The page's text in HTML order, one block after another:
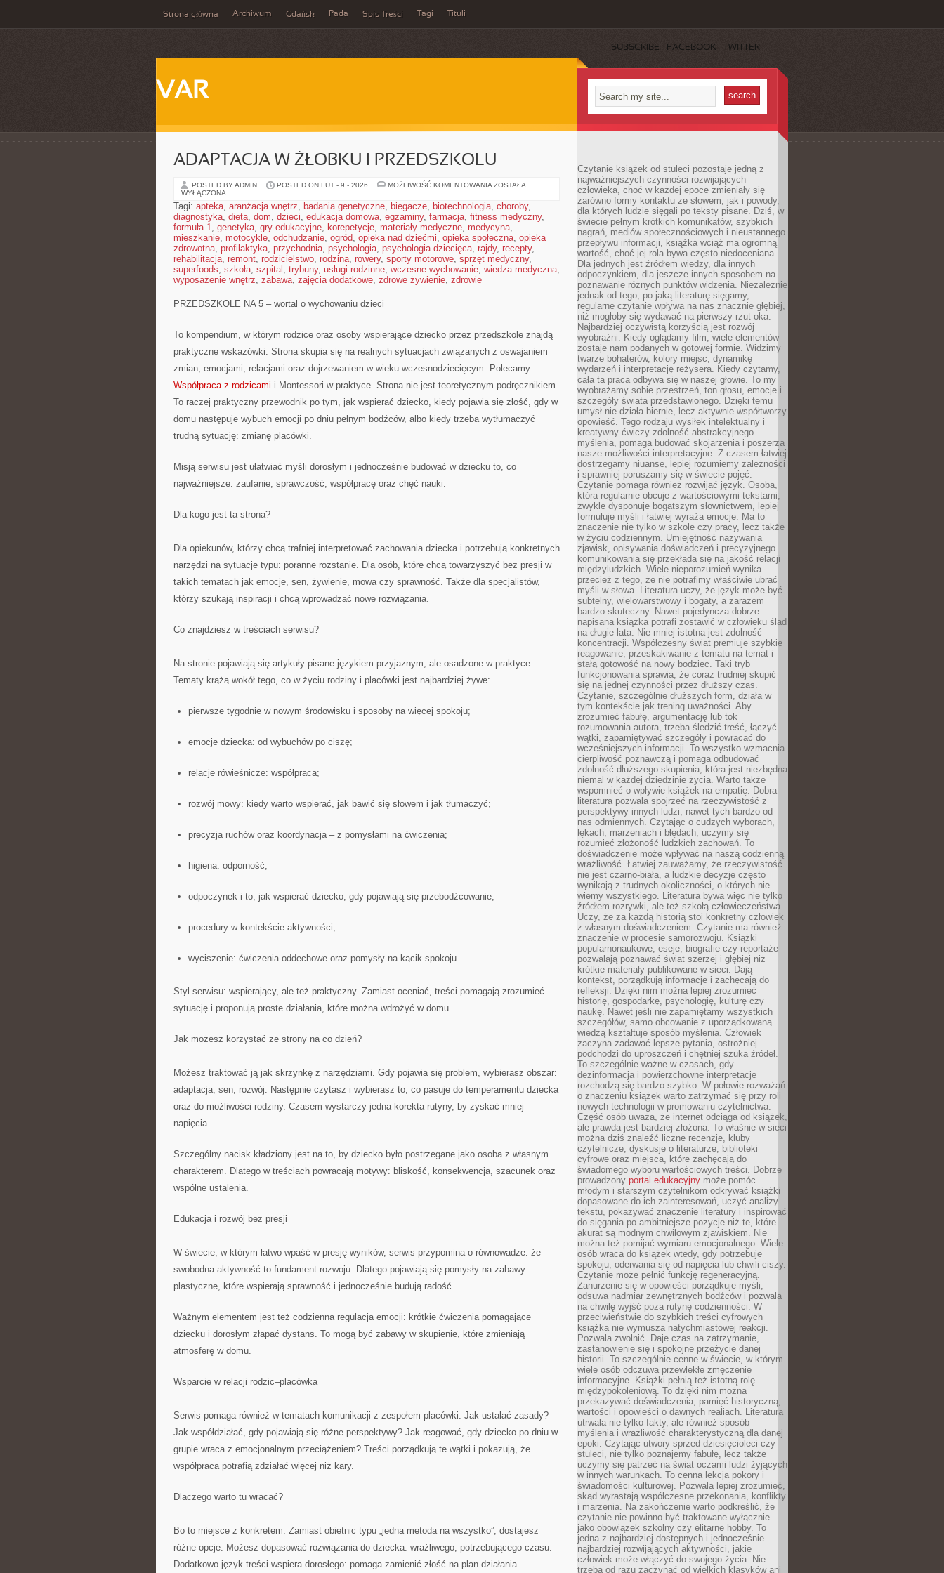
Strona główna Archiwum Gdańsk Pada Spis Treści Tagi Tituli
SUBSCRIBE FACEBOOK TWITTER
VAR
ADAPTACJA W ŻŁOBKU I PRZEDSZKOLU
POSTED BY ADMIN POSTED ON LUT - 9 - 2026 MOŻLIWOŚĆ KOMENTOWANIA ADAPTACJA
PRZEDSZKOLU
ZOSTAŁA
WYŁĄCZONA
Tagi: apteka, aranżacja wnętrz, badania genetyczne, biegacze, biotechnologia, choroby,
diagnostyka, dieta, dom, dzieci, edukacja domowa, egzaminy, farmacja, fitness medyczny,
formuła 1, genetyka, gry edukacyjne, korepetycje, materiały medyczne, medycyna,
mieszkanie, motocykle, odchudzanie, ogród, opieka nad dziećmi, opieka społeczna, opieka
zdrowotna, profilaktyka, przychodnia, psychologia, psychologia dziecięca, rajdy, recepty,
rehabilitacja, remont, rodzicielstwo, rodzina, rowery, sporty motorowe, sprzęt medyczny,
superfoods, szkoła, szpital , trybuny, usługi rodzinne, wczesne wychowanie, wiedza medyczna,
wyposażenie wnętrz, zabawa, zajęcia dodatkowe, zdrowe żywienie, zdrowie
PRZEDSZKOLE NA 5 – wortal o wychowaniu dzieci
To kompendium, w którym rodzice oraz osoby wspierające dziecko przez przedszkole znajdą
praktyczne wskazówki. Strona skupia się na realnych sytuacjach związanych z oswajaniem
zmian, emocjami, relacjami oraz dojrzewaniem w wieku wczesnodziecięcym. Polecamy
Współpraca z rodzicami i Montessori w praktyce. Strona nie jest teoretycznym podręcznikiem.
To raczej praktyczny przewodnik po tym, jak wspierać dziecko, kiedy pojawia się złość, gdy w
domu następuje wybuch emocji po dniu pełnym bodźców, albo kiedy trzeba wytłumaczyć
trudną sytuację: zmianę placówki.
Misją serwisu jest ułatwiać myśli dorosłym i jednocześnie budować w dziecku to, co
najważniejsze: zaufanie, sprawczość, współpracę oraz chęć nauki.
Dla kogo jest ta strona?
Dla opiekunów, którzy chcą trafniej interpretować zachowania dziecka i potrzebują konkretnych
narzędzi na sytuacje typu: poranne rozstanie. Dla osób, które chcą towarzyszyć bez presji w
takich tematach jak emocje, sen, żywienie, mowa czy sprawność. Także dla specjalistów,
którzy szukają inspiracji i chcą wprowadzać nowe rozwiązania.
Co znajdziesz w treściach serwisu?
Na stronie pojawiają się artykuły pisane językiem przyjaznym, ale osadzone w praktyce.
Tematy krążą wokół tego, co w życiu rodziny i placówki jest najbardziej żywe:
pierwsze tygodnie w nowym środowisku i sposoby na więcej spokoju;
emocje dziecka: od wybuchów po ciszę;
relacje rówieśnicze: współpraca;
rozwój mowy: kiedy warto wspierać, jak bawić się słowem i jak tłumaczyć;
precyzja ruchów oraz koordynacja – z pomysłami na ćwiczenia;
higiena: odporność;
odpoczynek i to, jak wspierać dziecko, gdy pojawiają się przebodźcowanie;
procedury w kontekście aktywności;
wyciszenie: ćwiczenia oddechowe oraz pomysły na kącik spokoju.
Styl serwisu: wspierający, ale też praktyczny. Zamiast oceniać, treści pomagają zrozumieć
sytuację i proponują proste działania, które można wdrożyć w domu.
Jak możesz korzystać ze strony na co dzień?
Możesz traktować ją jak skrzynkę z narzędziami. Gdy pojawia się problem, wybierasz obszar:
adaptacja, sen, rozwój. Następnie czytasz i wybierasz to, co pasuje do temperamentu dziecka
oraz do możliwości rodziny. Czasem wystarczy jedna korekta rutyny, by zyskać mniej
napięcia.
Szczególny nacisk kładziony jest na to, by dziecko było postrzegane jako osoba z własnym
charakterem. Dlatego w treściach powracają motywy: bliskość, konsekwencja, szacunek oraz
wspólne ustalenia.
Edukacja i rozwój bez presji
W świecie, w którym łatwo wpaść w presję wyników, serwis przypomina o równowadze: że
swobodna aktywność to fundament rozwoju. Dlatego pojawiają się pomysły na zabawy
plastyczne, które wspierają sprawność i jednocześnie budują radość.
Ważnym elementem jest też codzienna regulacja emocji: krótkie ćwiczenia pomagające
dziecku i dorosłym złapać dystans. To mogą być zabawy w skupienie, które zmieniają
atmosferę w domu.
Wsparcie w relacji rodzic–placówka
Serwis pomaga również w tematach komunikacji z zespołem placówki. Jak ustalać zasady?
Jak współdziałać, gdy pojawiają się różne perspektywy? Jak reagować, gdy dziecko po dniu w
grupie wraca z emocjonalnym przeciążeniem? Treści porządkują te wątki i pokazują, że
współpraca potrafią zdziałać więcej niż kary.
Dlaczego warto tu wracać?
Bo to miejsce z konkretem. Zamiast obietnic typu „jedna metoda na wszystko”, dostajesz
różne opcje. Możesz dopasować rozwiązania do dziecka: wrażliwego, potrzebującego czasu.
Dodatkowo język treści wspiera dorosłego: pomaga zamienić złość na plan działania.
Czytanie książek od stuleci pozostaje jedną z
najważniejszych czynności rozwijających
człowieka, choć w każdej epoce zmieniały się
zarówno formy kontaktu ze słowem, jak i powody,
dla których ludzie sięgali po teksty pisane. Dziś, w
świecie pełnym krótkich komunikatów, szybkich
nagrań, mediów społecznościowych i nieustannego
przepływu informacji, książka wciąż ma ogromną
wartość, choć jej rola bywa często niedoceniana.
Dla jednych jest źródłem wiedzy, dla innych
odpoczynkiem, dla jeszcze innych sposobem na
poznawanie różnych punktów widzenia. Niezależnie
jednak od tego, po jaką literaturę sięgamy,
regularne czytanie wpływa na nas znacznie głębiej,
niż mogłoby się wydawać na pierwszy rzut oka.
Najbardziej oczywistą korzyścią jest rozwój
wyobraźni. Kiedy oglądamy film, wiele elementów
zostaje nam podanych w gotowej formie. Widzimy
twarze bohaterów, kolory miejsc, dynamikę
wydarzeń i interpretację reżysera. Kiedy czytamy,
cała ta praca odbywa się w naszej głowie. To my
wyobrażamy sobie przestrzeń, ton głosu, emocje i
szczegóły świata przedstawionego. Dzięki temu
umysł nie działa biernie, lecz aktywnie współtworzy
opowieść. Tego rodzaju wysiłek intelektualny i
kreatywny ćwiczy zdolność abstrakcyjnego
myślenia, pomaga budować skojarzenia i poszerza
nasze możliwości interpretacyjne. Z czasem łatwiej
dostrzegamy niuanse, lepiej rozumiemy zależności
i sprawniej poruszamy się w świecie pojęć.
Czytanie pomaga również rozwijać język. Osoba,
która regularnie obcuje z wartościowymi tekstami,
zwykle dysponuje bogatszym słownictwem, lepiej
formułuje myśli i łatwiej wyraża emocje. Ma to
znaczenie nie tylko w szkole czy pracy, lecz także
w życiu codziennym. Umiejętność nazywania
zjawisk, opisywania doświadczeń i precyzyjnego
komunikowania się przekłada się na jakość relacji
międzyludzkich. Wiele nieporozumień wynika
przecież z tego, że nie potrafimy właściwie ubrać
myśli w słowa. Literatura uczy, że język może być
subtelny, wielowarstwowy i bogaty, a zarazem
bardzo skuteczny. Nawet pojedyncza dobrze
napisana książka potrafi zostawić w człowieku ślad
na długie lata. Nie mniej istotna jest zdolność
koncentracji. Współczesny świat premiuje szybkie
reagowanie, przeskakiwanie z tematu na temat i
stałą gotowość na nowy bodziec. Taki tryb
funkcjonowania sprawia, że coraz trudniej skupić
się na jednej czynności przez dłuższy czas.
Czytanie, szczególnie dłuższych form, działa w
tym kontekście jak trening uważności. Aby
zrozumieć fabułę, argumentację lub tok
rozumowania autora, trzeba śledzić treść, łączyć
wątki, zapamiętywać szczegóły i powracać do
wcześniejszych informacji. To wszystko wzmacnia
cierpliwość poznawczą i pomaga odbudować
zdolność dłuższego skupienia, która jest niezbędna
niemal w każdej dziedzinie życia. Warto także
wspomnieć o wpływie książek na empatię. Dobra
literatura pozwala spojrzeć na rzeczywistość z
perspektywy innych ludzi, nawet tych bardzo od
nas odmiennych. Czytając o cudzych wyborach,
lękach, marzeniach i błędach, uczymy się
rozumieć złożoność ludzkich zachowań. To
doświadczenie może wpływać na naszą codzienną
wrażliwość. Łatwiej zauważamy, że rzeczywistość
nie jest czarno-biała, a ludzkie decyzje często
wynikają z trudnych okoliczności, o których nie
wiemy wszystkiego. Literatura bywa więc nie tylko
źródłem rozrywki, ale też szkołą człowieczeństwa.
Uczy, że za każdą historią stoi konkretny człowiek
z własnym doświadczeniem. Czytanie ma również
znaczenie w procesie samorozwoju. Książki
popularnonaukowe, eseje, biografie czy reportaże
pozwalają poznawać świat szerzej i głębiej niż
krótkie materiały publikowane w sieci. Dają
kontekst, porządkują informacje i zachęcają do
refleksji. Dzięki nim można lepiej zrozumieć
historię, gospodarkę, psychologię, kulturę czy
naukę. Nawet jeśli nie zapamiętamy wszystkich
szczegółów, samo obcowanie z uporządkowaną
wiedzą kształtuje sposób myślenia. Człowiek
zaczyna zadawać lepsze pytania, ostrożniej
podchodzi do uproszczeń i chętniej szuka źródeł.
To szczególnie ważne w czasach, gdy
dezinformacja i powierzchowne interpretacje
rozchodzą się bardzo szybko. W połowie rozważań
o znaczeniu książek warto zatrzymać się przy roli
nowych technologii w promowaniu czytelnictwa.
Część osób uważa, że internet odciąga od książek,
ale prawda jest bardziej złożona. To właśnie w sieci
można dziś znaleźć liczne recenzje, kluby
czytelnicze, dyskusje o literaturze, biblioteki
cyfrowe oraz miejsca, które zachęcają do
świadomego wyboru wartościowych treści. Dobrze
prowadzony portal edukacyjny może pomóc
młodym i starszym czytelnikom odkrywać książki
dopasowane do ich zainteresowań, uczyć analizy
tekstu, pokazywać znaczenie literatury i inspirować
do sięgania po ambitniejsze pozycje niż te, które
akurat są modnym chwilowym zjawiskiem. Nie
można też pomijać wymiaru emocjonalnego. Wiele
osób wraca do książek wtedy, gdy potrzebuje
spokoju, oderwania się od napięcia lub chwili ciszy.
Czytanie może pełnić funkcję regeneracyjną.
Zanurzenie się w opowieści porządkuje myśli,
odsuwa nadmiar zewnętrznych bodźców i pozwala
na chwilę wyjść poza rutynę codzienności. W
przeciwieństwie do szybkich treści cyfrowych
książka nie wymusza natychmiastowej reakcji.
Pozwala zwolnić. Daje czas na zatrzymanie,
zastanowienie się i spokojne przeżycie danej
historii. To szczególnie cenne w świecie, w którym
wiele osób odczuwa przewlekłe zmęczenie
informacyjne. Książki pełnią też istotną rolę
międzypokoleniową. To dzięki nim można
przekazywać doświadczenia, pamięć historyczną,
wartości i opowieści o dawnych realiach. Literatura
utrwala nie tylko fakty, ale również sposób
myślenia i wrażliwość charakterystyczną dla danej
epoki. Czytając utwory sprzed dziesięcioleci czy
stuleci, nie tylko poznajemy fabułę, lecz także
uczymy się patrzeć na świat oczami ludzi żyjących
w innych warunkach. To cenna lekcja pokory i
świadomości kulturowej. Pozwala lepiej zrozumieć,
skąd wyrastają współczesne przekonania, konflikty
i marzenia. Na zakończenie warto podkreślić, że
czytanie nie powinno być traktowane wyłącznie
jako obowiązek szkolny czy elitarne hobby. To
jedna z najbardziej dostępnych i jednocześnie
najbardziej rozwijających aktywności, jakie
człowiek może włączyć do swojego życia. Nie
trzeba od razu zaczynać od wielkich klasyków ani